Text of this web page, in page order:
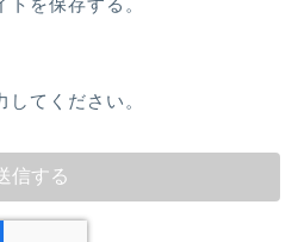
してください。